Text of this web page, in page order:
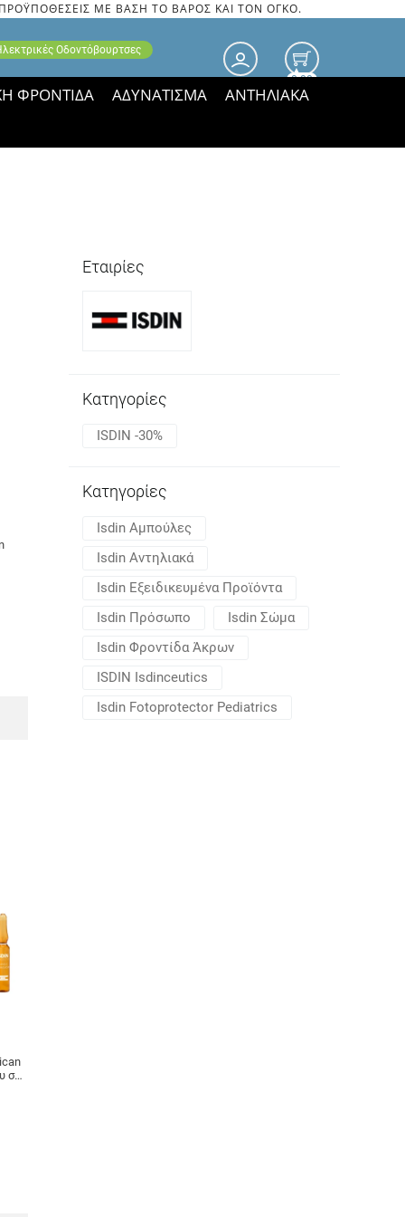
ΜΕ ΒΑΣΗ ΤΟ ΒΑΡΟΣ ΚΑΙ ΤΟΝ ΟΓΚΟ.
Οδοντόβουρτσες
0.00
ΦΡΟΝΤΙΔΑ ΑΔΥΝΑΤΙΣΜΑ
ΑΝΤΗΛΙΑΚΑ
ΠΑΡΑΜΕΝΟΥΝ!
σε
Εταιρίες
Κατηγορίες
ISDIN -30%
Κατηγορίες
Isdin Αμπούλες
Isdin Αντηλιακά
Isdin Εξειδικευμένα Προϊόντα
Isdin Πρόσωπο
Isdin Σώμα
Isdin Φροντίδα Άκρων
ISDIN Isdinceutics
Isdin Fotoprotector Pediatrics